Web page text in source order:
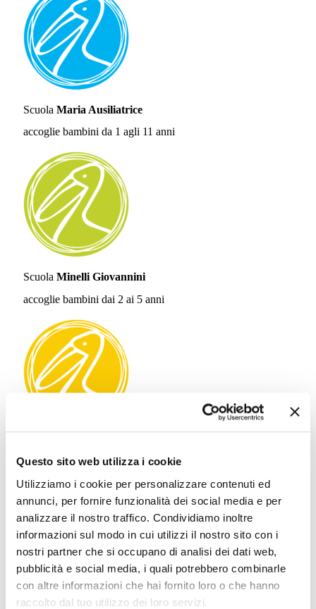
Questo sito web utilizza i cookie
Utilizziamo i cookie per personalizzare contenuti ed
annunci, per fornire funzionalità dei social media e per
analizzare il nostro traffico. Condividiamo inoltre
informazioni sul modo in cui utilizzi il nostro sito con i
nostri partner che si occupano di analisi dei dati web,
pubblicità e social media, i quali potrebbero combinarle
con altre informazioni che hai fornito loro o che hanno
raccolto dal tuo utilizzo dei loro servizi.
Scuola Maria Ausiliatrice
accoglie bambini da 1 agli 11 anni
Scuola Minelli Giovannini
accoglie bambini dai 2 ai 5 anni
accoglie bambini dai 6 agli 11 anni